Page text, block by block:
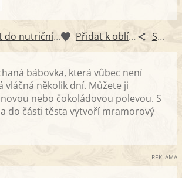
Zapsat do nutričního diáře Přidat k oblíbeným Sdílet
bábovka, která vůbec není
vláčná několik dní. Můžete ji
nebo čokoládovou polevou. S
do části těsta vytvoří mramorový
REKLAMA